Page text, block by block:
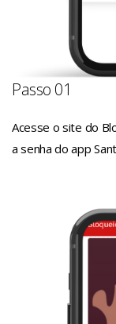
Passo 01
Acesse o site do
a senha do app